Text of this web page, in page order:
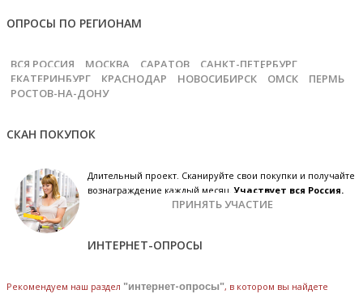
ОПРОСЫ ПО РЕГИОНАМ
ВСЯ РОССИЯ МОСКВА САРАТОВ
САНКТ-ПЕТЕРБУРГ
ЕКАТЕРИНБУРГ
КРАСНОДАР НОВОСИБИРСК ОМСК
ПЕРМЬ
РОСТОВ-НА-ДОНУ
СКАН ПОКУПОК
Длительный проект. Сканируйте свои покупки и получайте
вознаграждение каждый месяц.Участвует вся Россия.
ПРИНЯТЬ УЧАСТИЕ
ИНТЕРНЕТ-ОПРОСЫ
Рекомендуем наш раздел "интернет-опросы", в котором вы найдете